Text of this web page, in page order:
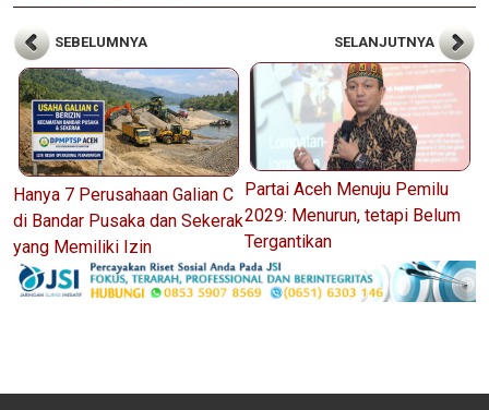
SEBELUMNYA
Hanya 7 Perusahaan Galian C
di Bandar Pusaka dan Sekerak
yang Memiliki Izin
SELANJUTNYA
Partai Aceh Menuju Pemilu
2029: Menurun, tetapi Belum
Tergantikan